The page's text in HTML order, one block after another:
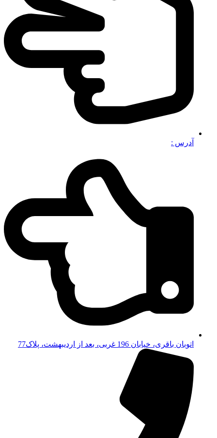
آدرس :
اتوبان باقری، خیابان 196 غربی، بعد از اردیبهشت، پلاک77